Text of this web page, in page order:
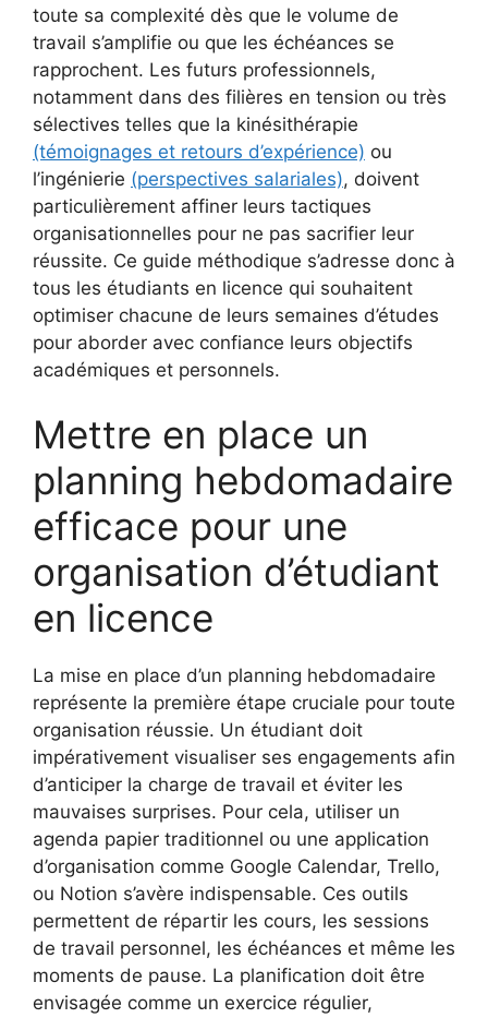
toute sa complexité dès que le volume de
travail s’amplifie ou que les échéances se
rapprochent. Les futurs professionnels,
notamment dans des filières en tension ou très
sélectives telles que la kinésithérapie
(témoignages et retours d’expérience) ou
l’ingénierie (perspectives salariales), doivent
particulièrement affiner leurs tactiques
organisationnelles pour ne pas sacrifier leur
réussite. Ce guide méthodique s’adresse donc à
tous les étudiants en licence qui souhaitent
optimiser chacune de leurs semaines d’études
pour aborder avec confiance leurs objectifs
académiques et personnels.
Mettre en place un
planning hebdomadaire
efficace pour une
organisation d’étudiant
en licence
La mise en place d’un planning hebdomadaire
représente la première étape cruciale pour toute
organisation réussie. Un étudiant doit
impérativement visualiser ses engagements afin
d’anticiper la charge de travail et éviter les
mauvaises surprises. Pour cela, utiliser un
agenda papier traditionnel ou une application
d’organisation comme Google Calendar, Trello,
ou Notion s’avère indispensable. Ces outils
permettent de répartir les cours, les sessions
de travail personnel, les échéances et même les
moments de pause. La planification doit être
envisagée comme un exercice régulier,